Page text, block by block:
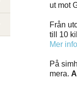
ut mot
Från
till 10
Mer
På
mera.